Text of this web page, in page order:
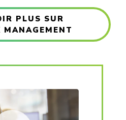
PLUS SUR
MANAGEMENT